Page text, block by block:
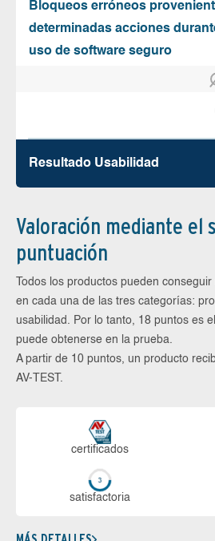
Bloqueos erróneos
determinadas acciones
uso de software seguro
Resultado Usabilidad
Valoración mediante el
puntuación
Todos los productos pueden
en cada una de las tres categorías:
usabilidad. Por lo tanto, 18 puntos es
puede obtenerse en la prueba.
A partir de 10 puntos, un producto
AV-TEST.
certi­ficados
sa­tis­fac­to­ria